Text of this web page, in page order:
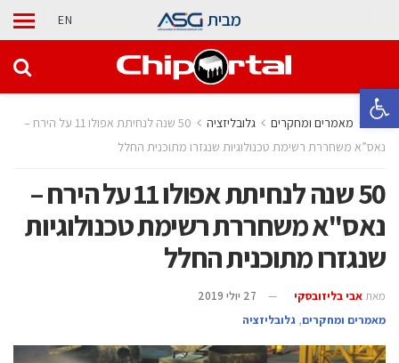
פתח סרגל נגישות
מבית EN
בית מאמרים ומחקרים גלובליזציה
50 שנה לנחיתת אפולו 11 על הירח –
נאס”א משחררת רשימת טכנולוגיות שנגזרו מתוכנית החלל
50 שנה לנחיתת אפולו 11 על הירח –
נאס"א משחררת רשימת טכנולוגיות
שנגזרו מתוכנית החלל
מאת אבי בליזובסקי
27 יולי 2019
מאמרים ומחקרים, גלובליזציה